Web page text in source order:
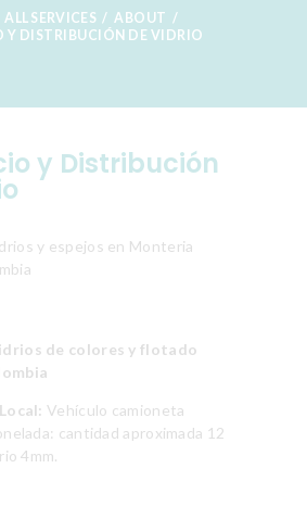
ALL SERVICES
ABOUT
Y DISTRIBUCIÓN DE VIDRIO
y Distribución
Vehículo camioneta
cantidad aproximada 12
4mm.